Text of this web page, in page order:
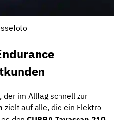
der im Alltag schnell zur
zielt auf alle, die ein Elektro-